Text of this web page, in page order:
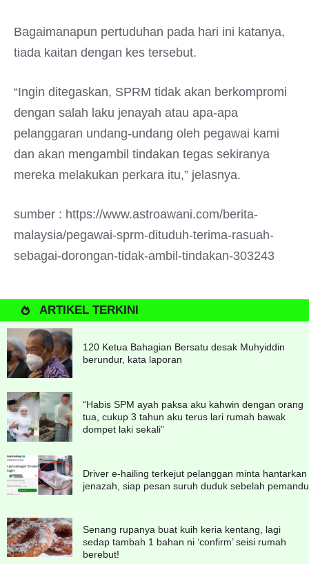
Bagaimanapun pertuduhan pada hari ini katanya,
tiada kaitan dengan kes tersebut.
“Ingin ditegaskan, SPRM tidak akan berkompromi
dengan salah laku jenayah atau apa-apa
pelanggaran undang-undang oleh pegawai kami
dan akan mengambil tindakan tegas sekiranya
mereka melakukan perkara itu,” jelasnya.
sumber : https://www.astroawani.com/berita-
malaysia/pegawai-sprm-dituduh-terima-rasuah-
sebagai-dorongan-tidak-ambil-tindakan-303243
ARTIKEL TERKINI
120 Ketua Bahagian Bersatu desak Muhyiddin
berundur, kata laporan
“Habis SPM ayah paksa aku kahwin dengan orang
tua, cukup 3 tahun aku terus lari rumah bawak
dompet laki sekali”
Driver e-hailing terkejut pelanggan minta hantarkan
jenazah, siap pesan suruh duduk sebelah pemandu
Senang rupanya buat kuih keria kentang, lagi
sedap tambah 1 bahan ni ‘confirm’ seisi rumah
berebut!